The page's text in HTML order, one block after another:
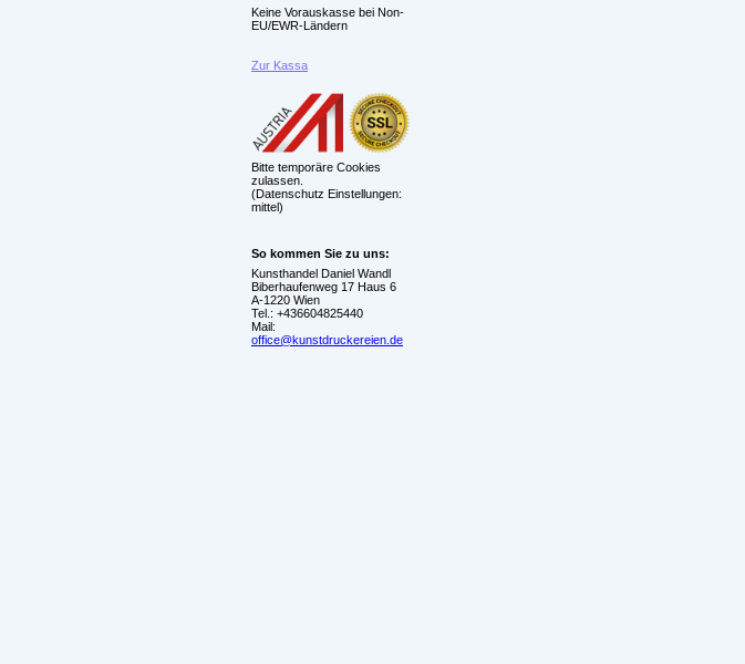
Keine Vorauskasse bei Non-
EU/EWR-Ländern
Zur Kassa
Bitte temporäre Cookies
zulassen.
(Datenschutz Einstellungen:
mittel)
So kommen Sie zu uns:
Kunsthandel Daniel Wandl
Biberhaufenweg 17 Haus 6
A-1220 Wien
Tel.: +436604825440
Mail:
office@kunstdruckereien.de